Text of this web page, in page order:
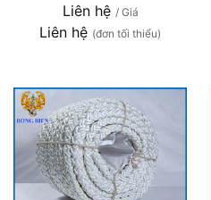
Liên hệ / Giá
Liên hệ (đơn tối thiểu)